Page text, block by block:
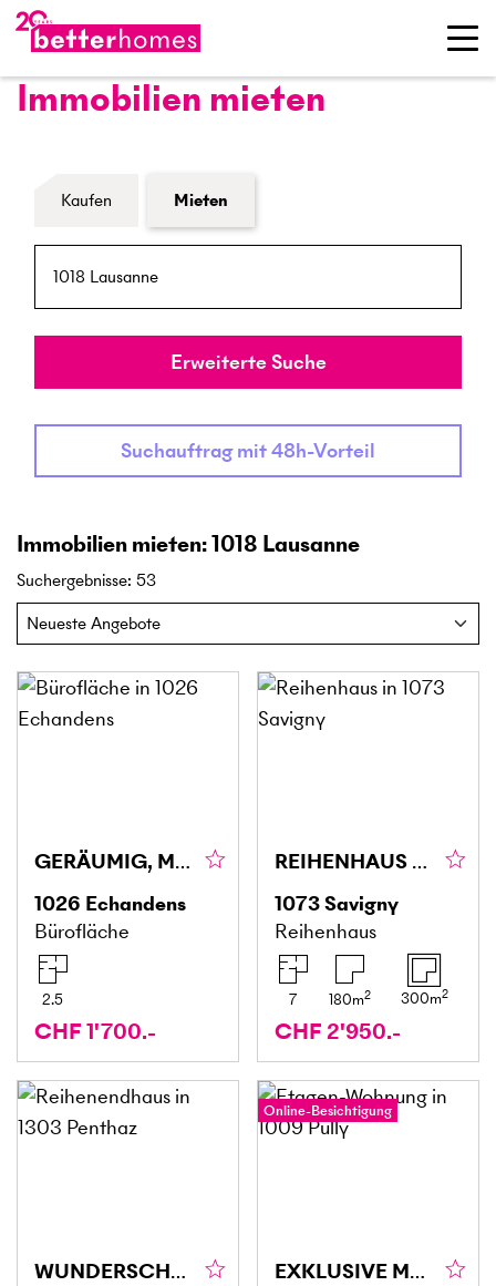
Immobilien mieten
Formular Immobiliensuche
Kaufen Mieten
Umkreis
Erweiterte Suche
Suchauftrag mit 48h-Vorteil
Immobilien mieten: 1018 Lausanne
Suchergebnisse: 53
GERÄUMIG, MODERN UND FLEXIBEL GESTALTBAR
1026 Echandens
Bürofläche
2.5
CHF 1'700.-
REIHENHAUS MIT GROSSEM GARTEN UND TERRASSE
1073Savigny
Reihenhaus
7 180m2 300m2
CHF 2'950.-
WUNDERSCHÖN, MIT GARTEN IN PENTHAZ
Online-Besichtigung
EXKLUSIVE MÖBLIERTE WOHNUNG MIT SEESICHT